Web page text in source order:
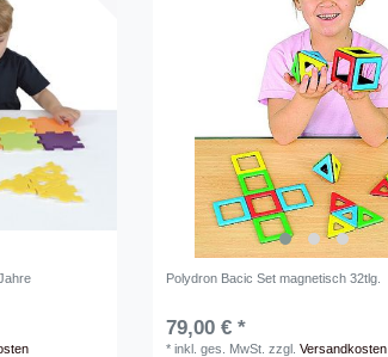
Polydron Bacic Set magnetisch 32tlg.
79,00 € *
*inkl. ges. MwSt. zzgl.Versandkosten